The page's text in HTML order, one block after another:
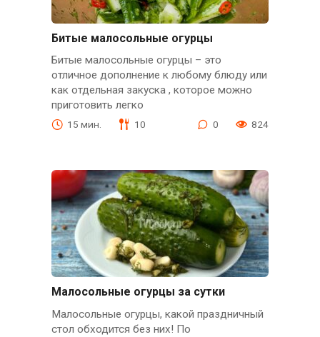
Битые малосольные огурцы
Битые малосольные огурцы – это
отличное дополнение к любому блюду или
как отдельная закуска , которое можно
приготовить легко
15 мин. 10 0 824
Малосольные огурцы за сутки
Малосольные огурцы, какой праздничный
стол обходится без них! По